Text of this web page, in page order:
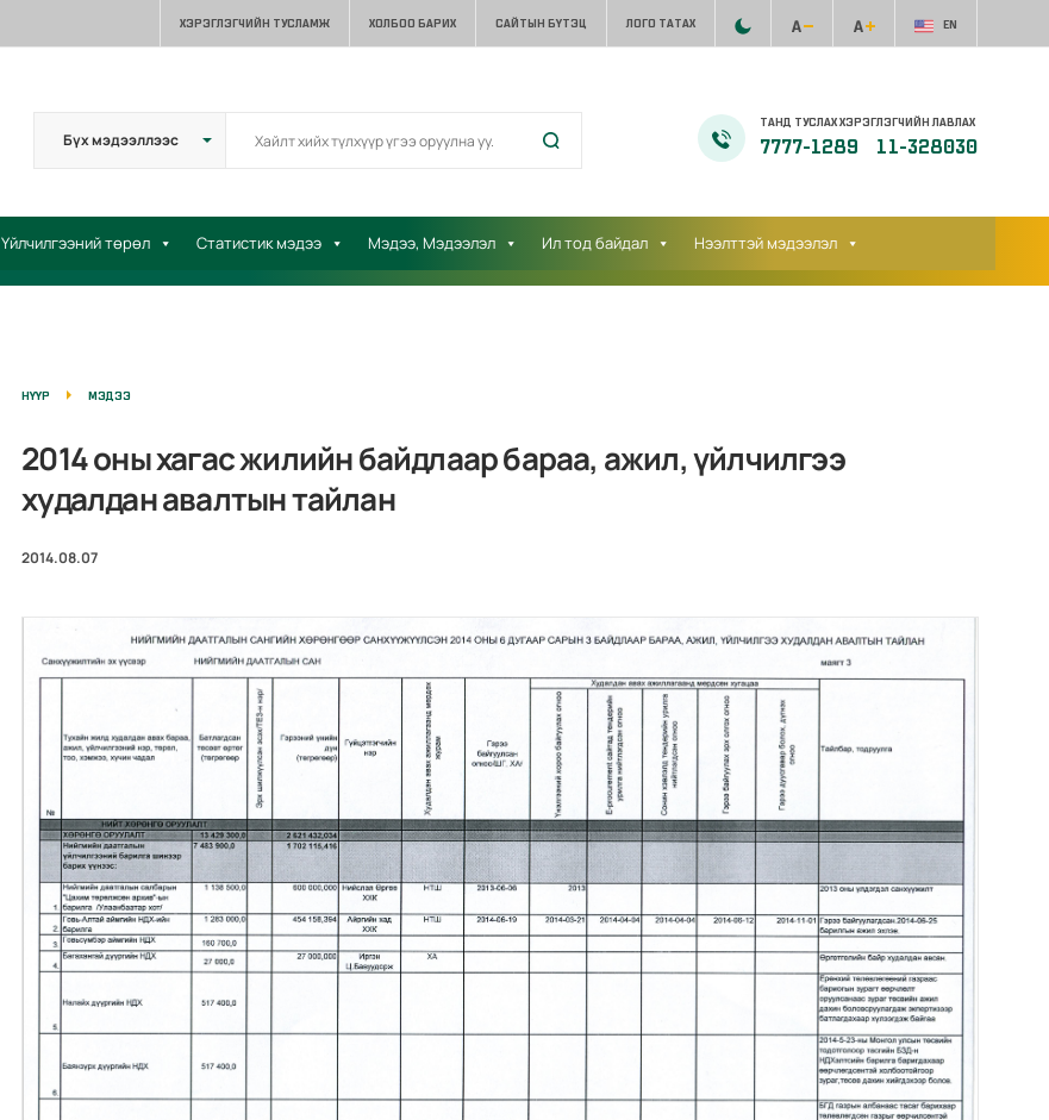
ХЭРЭГЛЭГЧИЙН ТУСЛАМЖ ХОЛБОО БАРИХ САЙТЫН БҮТЭЦ ЛОГО ТАТАХ EN
ТАНД ТУСЛАХ ХЭРЭГЛЭГЧИЙН ЛАВЛАХ
7777-1289 11-328030
Үйлчилгээний төрөл Статистик мэдээ Мэдээ, Мэдээлэл Ил тод байдал Нээлттэй мэдээлэл
НҮҮР МЭДЭЭ
2014 оны хагас жилийн байдлаар бараа, ажил, үйлчилгээ
худалдан авалтын тайлан
2014.08.07